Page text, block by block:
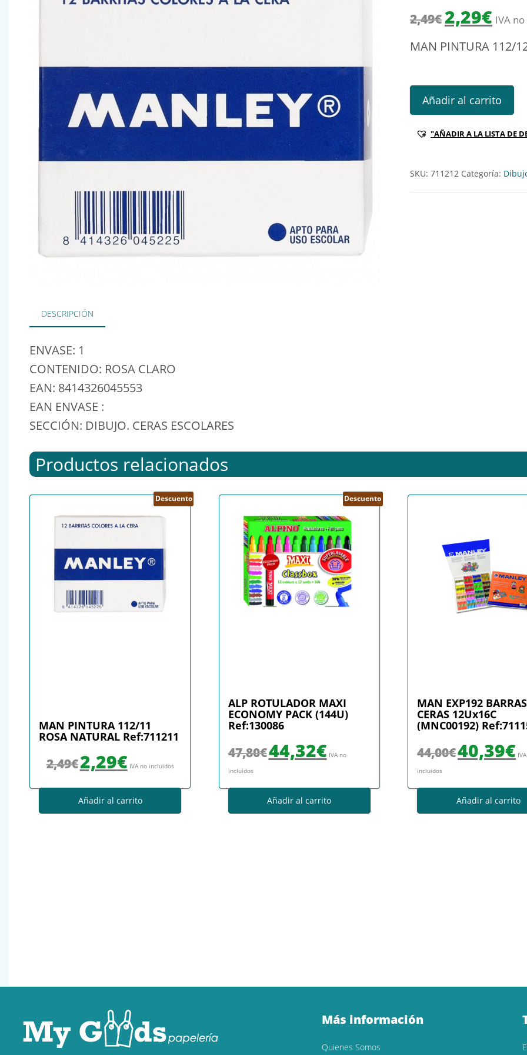
2,49€El precio
2,29€El
IVA
MAN PINTURA 112/
MAN PINTURA 112/12 ROSA
Añadir al carrito
"AÑADIR A LA LISTA DE
SKU: 711212 Categoría:
DESCRIPCIÓN
ENVASE: 1
CONTENIDO: ROSA CLARO
EAN: 8414326045553
EAN ENVASE :
SECCIÓN: DIBUJO. CERAS ESCOLARES
Productos relacionados
Descuento
MAN PINTURA 112/11
ROSA NATURAL Ref:711211
2,49€2,29€ IVA no incluidos
Añadir al carrito
Descuento
ALP ROTULADOR MAXI
ECONOMY PACK (144U)
Ref:130086
47,80€44,32€ IVA no
incluidos
Añadir al carrito
MAN EXP192 BARRAS
CERAS 12Ux16C
(MNC00192)
44,00€40,39€
incluidos
Añadir al carrito
Más información
Quienes Somos